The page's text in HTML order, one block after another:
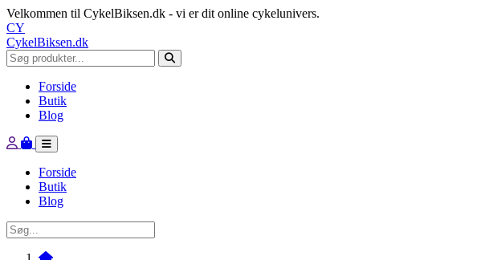
Velkommen til CykelBiksen.dk - vi er dit online cykelunivers.
CY
CykelBiksen.dk
Forside
Butik
Blog
Forside
Butik
Blog